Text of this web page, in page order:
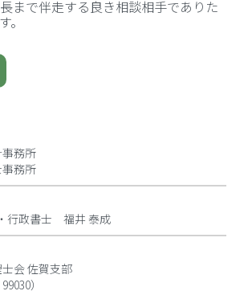
まで伴走する良き相談相手でありた
。
務所
務所
行政書士 福井 泰成
会 佐賀支部
）